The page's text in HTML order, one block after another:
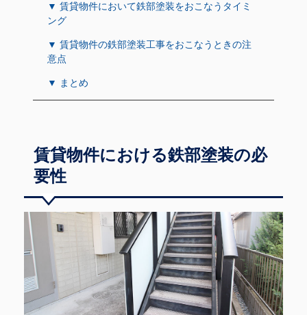
▼ 賃貸物件において鉄部塗装をおこなうタイミ
ング
▼ 賃貸物件の鉄部塗装工事をおこなうときの注
意点
▼ まとめ
賃貸物件における鉄部塗装の必
要性